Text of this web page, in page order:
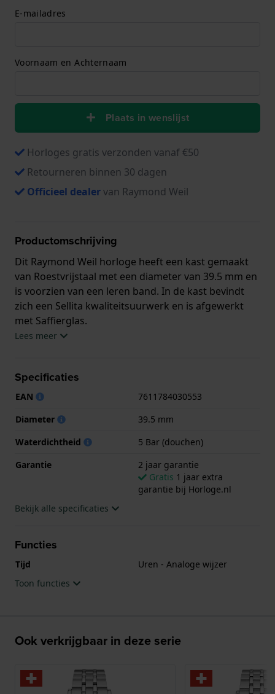
E-mailadres
Voornaam en Achternaam
Plaats in wenslijst
Horloges gratis verzonden vanaf €50
Retourneren binnen 30 dagen
Officieel dealervan Raymond Weil
Productomschrijving
Dit Raymond Weil horloge heeft een kast gemaakt
van Roestvrijstaal met een diameter van 39.5 mm en
is voorzien van een leren band. In de kast bevindt
zich een Sellita kwaliteitsuurwerk en is afgewerkt
met Saffierglas.
horloge geleverd met 2 jaar garantie.
Lees meer
Specificaties
EAN
7611784030553
Diameter
39.5 mm
Waterdichtheid
5 Bar (douchen)
Garantie
2 jaar garantie
Gratis 1 jaar extra
garantie bij Horloge.nl
Bekijk alle specificaties
Functies
Tijd
Uren - Analoge wijzer
Toon functies
Ook verkrijgbaar in deze serie